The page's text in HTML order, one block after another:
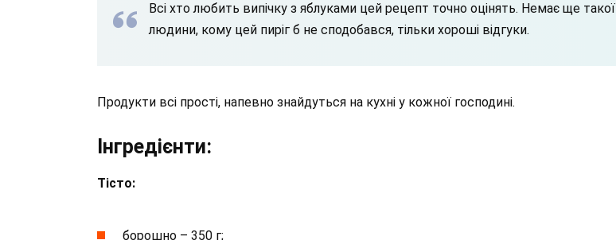
Всі хто любить випічку з яблуками цей рецепт точно оцінять. Немає ще такої
людини, кому цей пиріг б не сподобався, тільки хороші відгуки.
Продукти всі прості, напевно знайдуться на кухні у кожної господині.
Інгредієнти:
Тісто:
борошно – 350 г;